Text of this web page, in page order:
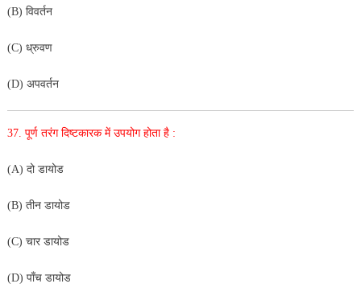
(B) विवर्तन
(C) ध्रुवण
(D) अपवर्तन
37. पूर्ण तरंग दिष्टकारक में उपयोग होता है :
(A) दो डायोड
(B) तीन डायोड
(C) चार डायोड
(D) पाँच डायोड